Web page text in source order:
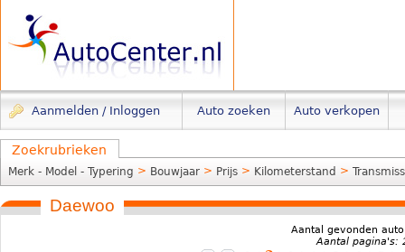
Aanmelden / Inloggen Auto zoeken Auto verkopen
Zoekrubrieken
Merk - Model - Typering > Bouwjaar > Prijs > Kilometerstand >
Daewoo
Aantal gevonden
Aantal pagina's: